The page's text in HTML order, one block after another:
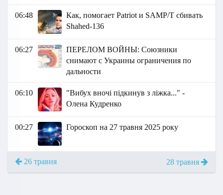
06:48
Как, помогает Patriot и SAMP/T сбивать
Shahed-136
06:27
ПЕРЕЛОМ ВОЙНЫ: Союзники
снимают с Украины ограничения по
дальности
06:10
"Вибух вночі підкинув з ліжка..." -
Олена Кудренко
00:27 Гороскоп на 27 травня 2025 року
26 травня 28 травня